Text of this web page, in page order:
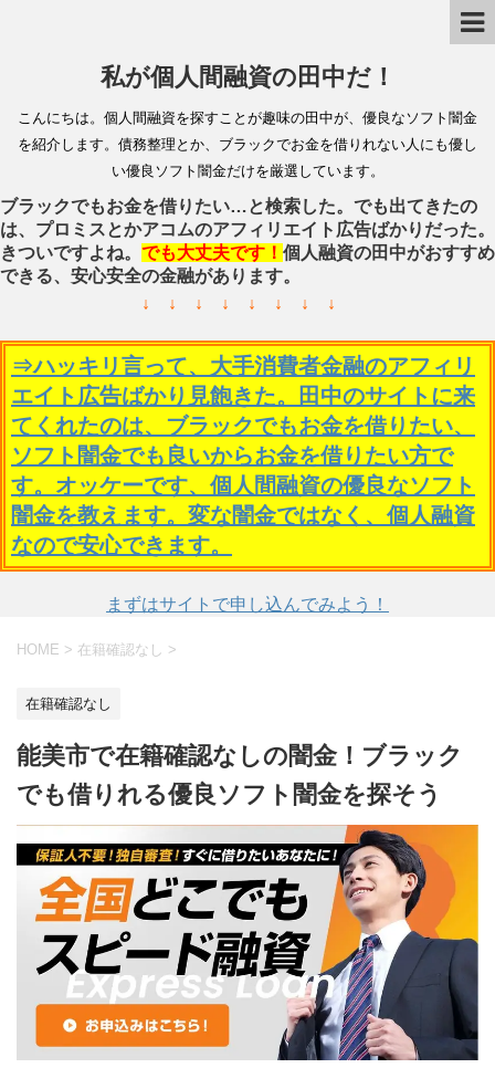
私が個人間融資の田中だ！
こんにちは。個人間融資を探すことが趣味の田中が、優良なソフト闇金
を紹介します。債務整理とか、ブラックでお金を借りれない人にも優し
い優良ソフト闇金だけを厳選しています。
ブラックでもお金を借りたい…と検索した。でも出てきたの
は、プロミスとかアコムのアフィリエイト広告ばかりだった。
きついですよね。 でも大丈夫です！ 個人融資の田中がおすすめ
できる、安心安全の金融があります。
↓ ↓ ↓ ↓ ↓ ↓ ↓ ↓
⇒ハッキリ言って、大手消費者金融のアフィリ
エイト広告ばかり見飽きた。田中のサイトに来
てくれたのは、ブラックでもお金を借りたい、
ソフト闇金でも良いからお金を借りたい方で
す。オッケーです、個人間融資の優良なソフト
闇金を教えます。変な闇金ではなく、個人融資
なので安心できます。
まずはサイトで申し込んでみよう！
HOME > 在籍確認なし >
在籍確認なし
能美市で在籍確認なしの闇金！ブラック
でも借りれる優良ソフト闇金を探そう